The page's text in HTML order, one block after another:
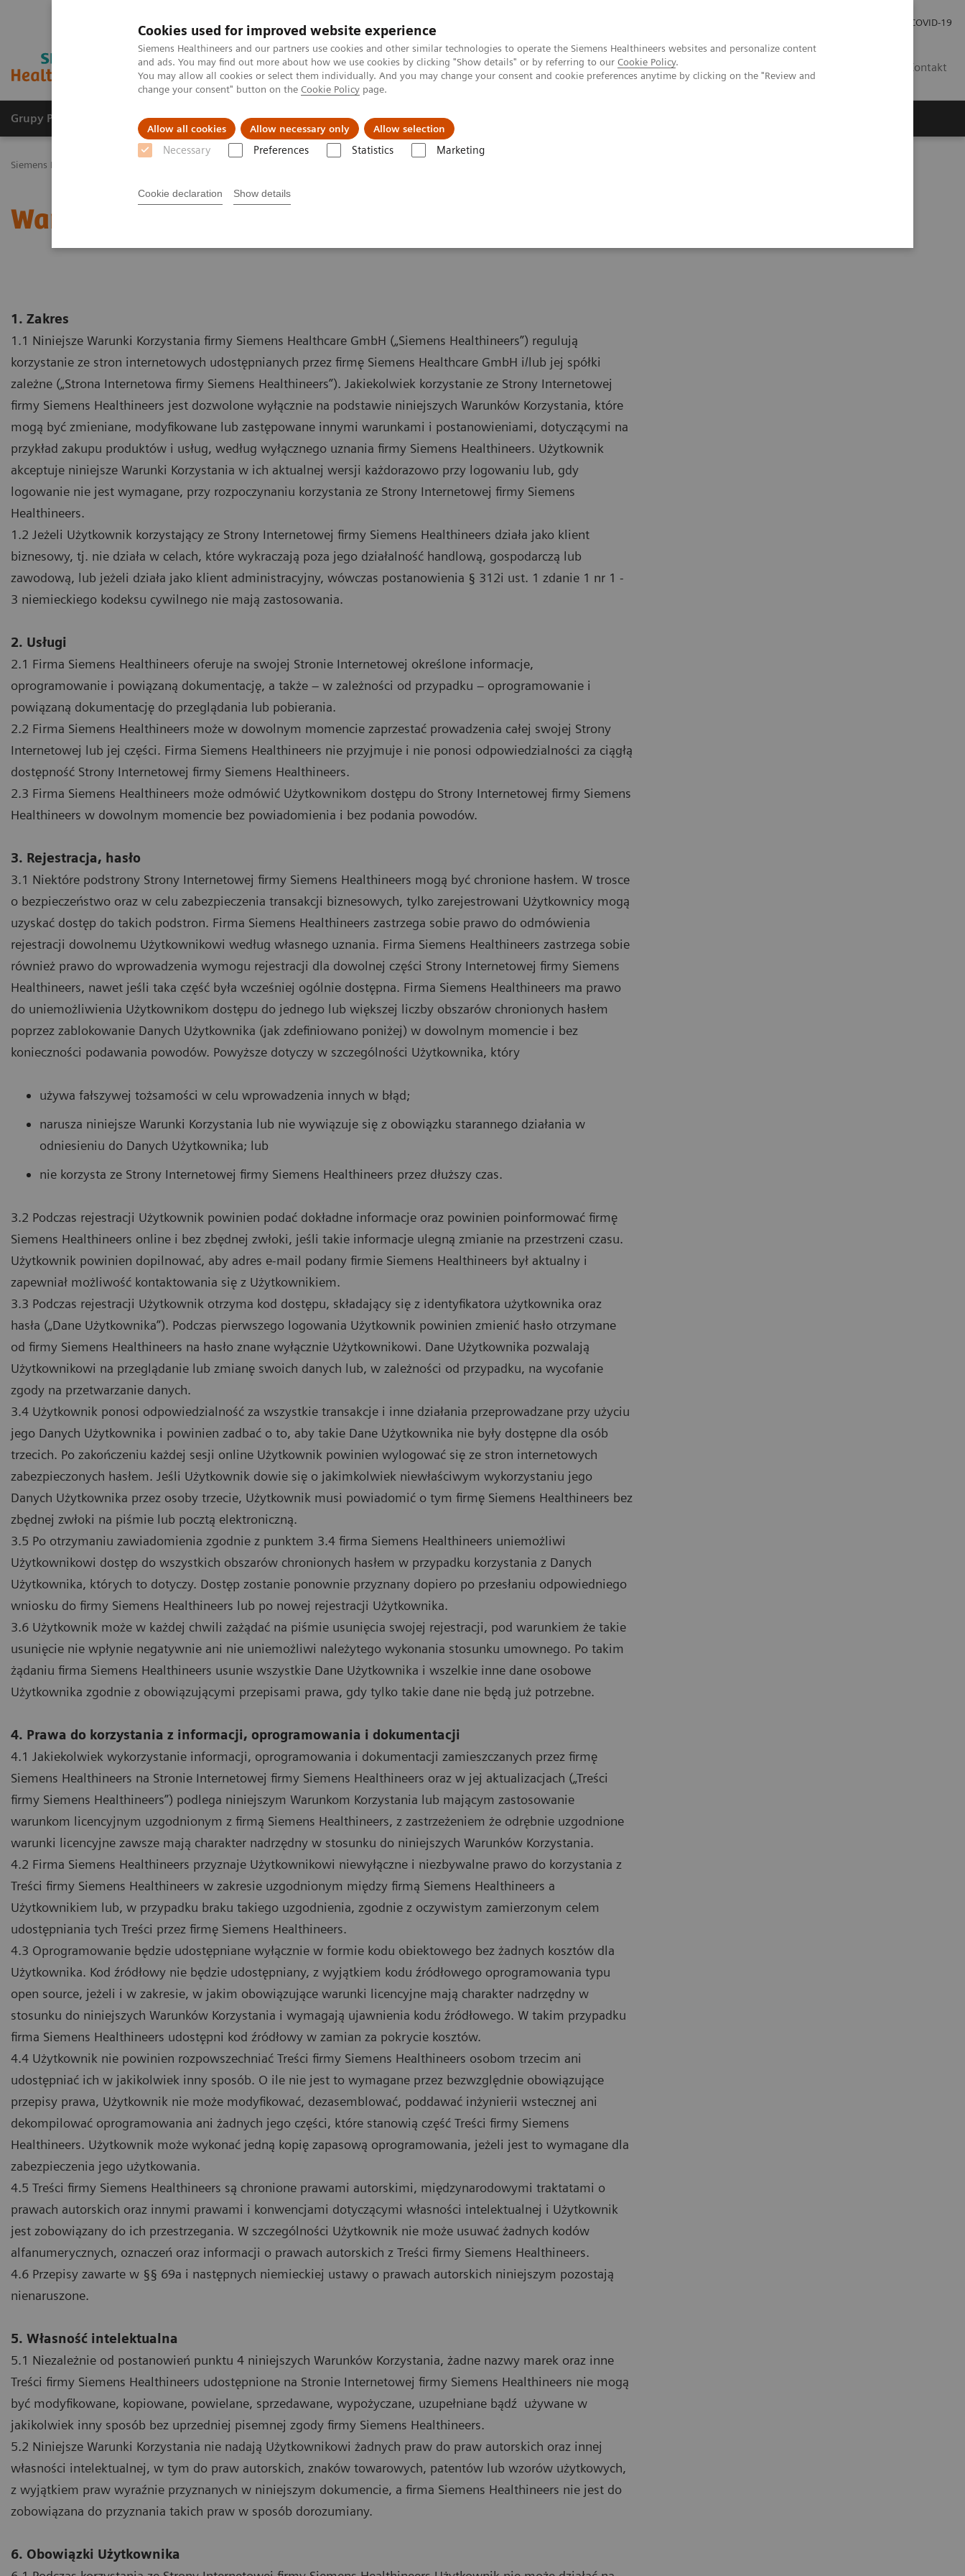
Cookies used for improved website experience
Siemens Healthineers and our partners use cookies and other similar technologies to operate the Siemens Healthineers websites and personalize content
and ads. You may find out more about how we use cookies by clicking "Show details" or by referring to our Cookie Policy.
You may allow all cookies or select them individually. And you may change your consent and cookie preferences anytime by clicking on the "Review and
change your consent" button on the Cookie Policy page.
Allow all cookies Allow necessary only Allow selection
Necessary Preferences Statistics Marketing
Cookie declaration Show details
COVID-19
Kontakt
Grupy Produktów O nas Edukacja i szkolenia
Siemens Healthineers Polska
Warunki korzystania z serwisu
1. Zakres
1.1 Niniejsze Warunki Korzystania firmy Siemens Healthcare GmbH („Siemens Healthineers”) regulują
korzystanie ze stron internetowych udostępnianych przez firmę Siemens Healthcare GmbH i/lub jej spółki
zależne („Strona Internetowa firmy Siemens Healthineers”). Jakiekolwiek korzystanie ze Strony Internetowej
firmy Siemens Healthineers jest dozwolone wyłącznie na podstawie niniejszych Warunków Korzystania, które
mogą być zmieniane, modyfikowane lub zastępowane innymi warunkami i postanowieniami, dotyczącymi na
przykład zakupu produktów i usług, według wyłącznego uznania firmy Siemens Healthineers. Użytkownik
akceptuje niniejsze Warunki Korzystania w ich aktualnej wersji każdorazowo przy logowaniu lub, gdy
logowanie nie jest wymagane, przy rozpoczynaniu korzystania ze Strony Internetowej firmy Siemens
Healthineers.
1.2 Jeżeli Użytkownik korzystający ze Strony Internetowej firmy Siemens Healthineers działa jako klient
biznesowy, tj. nie działa w celach, które wykraczają poza jego działalność handlową, gospodarczą lub
zawodową, lub jeżeli działa jako klient administracyjny, wówczas postanowienia § 312i ust. 1 zdanie 1 nr 1 -
3 niemieckiego kodeksu cywilnego nie mają zastosowania.
2. Usługi
2.1 Firma Siemens Healthineers oferuje na swojej Stronie Internetowej określone informacje,
oprogramowanie i powiązaną dokumentację, a także – w zależności od przypadku – oprogramowanie i
powiązaną dokumentację do przeglądania lub pobierania.
2.2 Firma Siemens Healthineers może w dowolnym momencie zaprzestać prowadzenia całej swojej Strony
Internetowej lub jej części. Firma Siemens Healthineers nie przyjmuje i nie ponosi odpowiedzialności za ciągłą
dostępność Strony Internetowej firmy Siemens Healthineers.
2.3 Firma Siemens Healthineers może odmówić Użytkownikom dostępu do Strony Internetowej firmy Siemens
Healthineers w dowolnym momencie bez powiadomienia i bez podania powodów.
3. Rejestracja, hasło
3.1 Niektóre podstrony Strony Internetowej firmy Siemens Healthineers mogą być chronione hasłem. W trosce
o bezpieczeństwo oraz w celu zabezpieczenia transakcji biznesowych, tylko zarejestrowani Użytkownicy mogą
uzyskać dostęp do takich podstron. Firma Siemens Healthineers zastrzega sobie prawo do odmówienia
rejestracji dowolnemu Użytkownikowi według własnego uznania. Firma Siemens Healthineers zastrzega sobie
również prawo do wprowadzenia wymogu rejestracji dla dowolnej części Strony Internetowej firmy Siemens
Healthineers, nawet jeśli taka część była wcześniej ogólnie dostępna. Firma Siemens Healthineers ma prawo
do uniemożliwienia Użytkownikom dostępu do jednego lub większej liczby obszarów chronionych hasłem
poprzez zablokowanie Danych Użytkownika (jak zdefiniowano poniżej) w dowolnym momencie i bez
konieczności podawania powodów. Powyższe dotyczy w szczególności Użytkownika, który
używa fałszywej tożsamości w celu wprowadzenia innych w błąd;
narusza niniejsze Warunki Korzystania lub nie wywiązuje się z obowiązku starannego działania w
odniesieniu do Danych Użytkownika; lub
nie korzysta ze Strony Internetowej firmy Siemens Healthineers przez dłuższy czas.
3.2 Podczas rejestracji Użytkownik powinien podać dokładne informacje oraz powinien poinformować firmę
Siemens Healthineers online i bez zbędnej zwłoki, jeśli takie informacje ulegną zmianie na przestrzeni czasu.
Użytkownik powinien dopilnować, aby adres e-mail podany firmie Siemens Healthineers był aktualny i
zapewniał możliwość kontaktowania się z Użytkownikiem.
3.3 Podczas rejestracji Użytkownik otrzyma kod dostępu, składający się z identyfikatora użytkownika oraz
hasła („Dane Użytkownika”). Podczas pierwszego logowania Użytkownik powinien zmienić hasło otrzymane
od firmy Siemens Healthineers na hasło znane wyłącznie Użytkownikowi. Dane Użytkownika pozwalają
Użytkownikowi na przeglądanie lub zmianę swoich danych lub, w zależności od przypadku, na wycofanie
zgody na przetwarzanie danych.
3.4 Użytkownik ponosi odpowiedzialność za wszystkie transakcje i inne działania przeprowadzane przy użyciu
jego Danych Użytkownika i powinien zadbać o to, aby takie Dane Użytkownika nie były dostępne dla osób
trzecich. Po zakończeniu każdej sesji online Użytkownik powinien wylogować się ze stron internetowych
zabezpieczonych hasłem. Jeśli Użytkownik dowie się o jakimkolwiek niewłaściwym wykorzystaniu jego
Danych Użytkownika przez osoby trzecie, Użytkownik musi powiadomić o tym firmę Siemens Healthineers bez
zbędnej zwłoki na piśmie lub pocztą elektroniczną.
3.5 Po otrzymaniu zawiadomienia zgodnie z punktem 3.4 firma Siemens Healthineers uniemożliwi
Użytkownikowi dostęp do wszystkich obszarów chronionych hasłem w przypadku korzystania z Danych
Użytkownika, których to dotyczy. Dostęp zostanie ponownie przyznany dopiero po przesłaniu odpowiedniego
wniosku do firmy Siemens Healthineers lub po nowej rejestracji Użytkownika.
3.6 Użytkownik może w każdej chwili zażądać na piśmie usunięcia swojej rejestracji, pod warunkiem że takie
usunięcie nie wpłynie negatywnie ani nie uniemożliwi należytego wykonania stosunku umownego. Po takim
żądaniu firma Siemens Healthineers usunie wszystkie Dane Użytkownika i wszelkie inne dane osobowe
Użytkownika zgodnie z obowiązującymi przepisami prawa, gdy tylko takie dane nie będą już potrzebne.
4. Prawa do korzystania z informacji, oprogramowania i dokumentacji
4.1 Jakiekolwiek wykorzystanie informacji, oprogramowania i dokumentacji zamieszczanych przez firmę
Siemens Healthineers na Stronie Internetowej firmy Siemens Healthineers oraz w jej aktualizacjach („Treści
firmy Siemens Healthineers”) podlega niniejszym Warunkom Korzystania lub mającym zastosowanie
warunkom licencyjnym uzgodnionym z firmą Siemens Healthineers, z zastrzeżeniem że odrębnie uzgodnione
warunki licencyjne zawsze mają charakter nadrzędny w stosunku do niniejszych Warunków Korzystania.
4.2 Firma Siemens Healthineers przyznaje Użytkownikowi niewyłączne i niezbywalne prawo do korzystania z
Treści firmy Siemens Healthineers w zakresie uzgodnionym między firmą Siemens Healthineers a
Użytkownikiem lub, w przypadku braku takiego uzgodnienia, zgodnie z oczywistym zamierzonym celem
udostępniania tych Treści przez firmę Siemens Healthineers.
4.3 Oprogramowanie będzie udostępniane wyłącznie w formie kodu obiektowego bez żadnych kosztów dla
Użytkownika. Kod źródłowy nie będzie udostępniany, z wyjątkiem kodu źródłowego oprogramowania typu
open source, jeżeli i w zakresie, w jakim obowiązujące warunki licencyjne mają charakter nadrzędny w
stosunku do niniejszych Warunków Korzystania i wymagają ujawnienia kodu źródłowego. W takim przypadku
firma Siemens Healthineers udostępni kod źródłowy w zamian za pokrycie kosztów.
4.4 Użytkownik nie powinien rozpowszechniać Treści firmy Siemens Healthineers osobom trzecim ani
udostępniać ich w jakikolwiek inny sposób. O ile nie jest to wymagane przez bezwzględnie obowiązujące
przepisy prawa, Użytkownik nie może modyfikować, dezasemblować, poddawać inżynierii wstecznej ani
dekompilować oprogramowania ani żadnych jego części, które stanowią część Treści firmy Siemens
Healthineers. Użytkownik może wykonać jedną kopię zapasową oprogramowania, jeżeli jest to wymagane dla
zabezpieczenia jego użytkowania.
4.5 Treści firmy Siemens Healthineers są chronione prawami autorskimi, międzynarodowymi traktatami o
prawach autorskich oraz innymi prawami i konwencjami dotyczącymi własności intelektualnej i Użytkownik
jest zobowiązany do ich przestrzegania. W szczególności Użytkownik nie może usuwać żadnych kodów
alfanumerycznych, oznaczeń oraz informacji o prawach autorskich z Treści firmy Siemens Healthineers.
4.6 Przepisy zawarte w §§ 69a i następnych niemieckiej ustawy o prawach autorskich niniejszym pozostają
nienaruszone.
5. Własność intelektualna
5.1 Niezależnie od postanowień punktu 4 niniejszych Warunków Korzystania, żadne nazwy marek oraz inne
Treści firmy Siemens Healthineers udostępnione na Stronie Internetowej firmy Siemens Healthineers nie mogą
być modyfikowane, kopiowane, powielane, sprzedawane, wypożyczane, uzupełniane bądź używane w
jakikolwiek inny sposób bez uprzedniej pisemnej zgody firmy Siemens Healthineers.
5.2 Niniejsze Warunki Korzystania nie nadają Użytkownikowi żadnych praw do praw autorskich oraz innej
własności intelektualnej, w tym do praw autorskich, znaków towarowych, patentów lub wzorów użytkowych,
z wyjątkiem praw wyraźnie przyznanych w niniejszym dokumencie, a firma Siemens Healthineers nie jest do
zobowiązana do przyznania takich praw w sposób dorozumiany.
6. Obowiązki Użytkownika